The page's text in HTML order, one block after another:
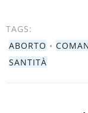
TAGS:
ABORTO •
SANTITÀ